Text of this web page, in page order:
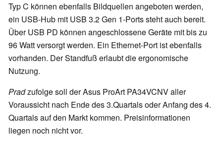
Typ C können ebenfalls Bildquellen angeboten werden,
ein USB-Hub mit USB 3.2 Gen 1-Ports steht auch bereit.
Über USB PD können angeschlossene Geräte mit bis zu
96 Watt versorgt werden. Ein Ethernet-Port ist ebenfalls
vorhanden. Der Standfuß erlaubt die ergonomische
Nutzung.
Pradzufolge soll der Asus ProArt PA34VCNV aller
Voraussicht nach Ende des 3.Quartals oder Anfang des 4.
Quartals auf den Markt kommen. Preisinformationen
liegen noch nicht vor.